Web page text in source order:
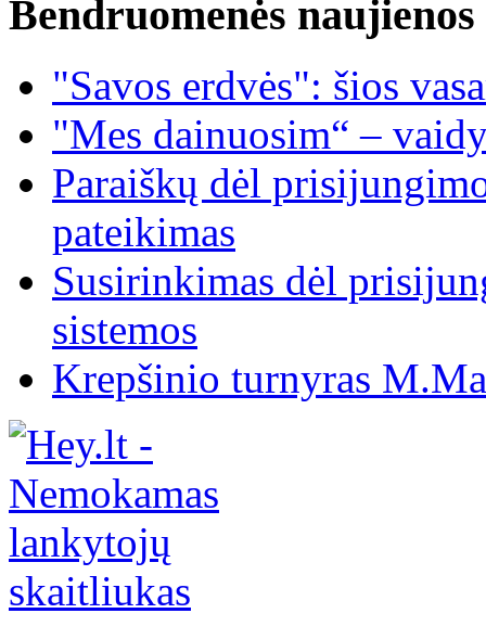
Bendruomenės naujienos
"Savos erdvės": šios
"Mes dainuosim“ –
Paraiškų dėl
pateikimas
Susirinkimas dėl
sistemos
Krepšinio turnyras